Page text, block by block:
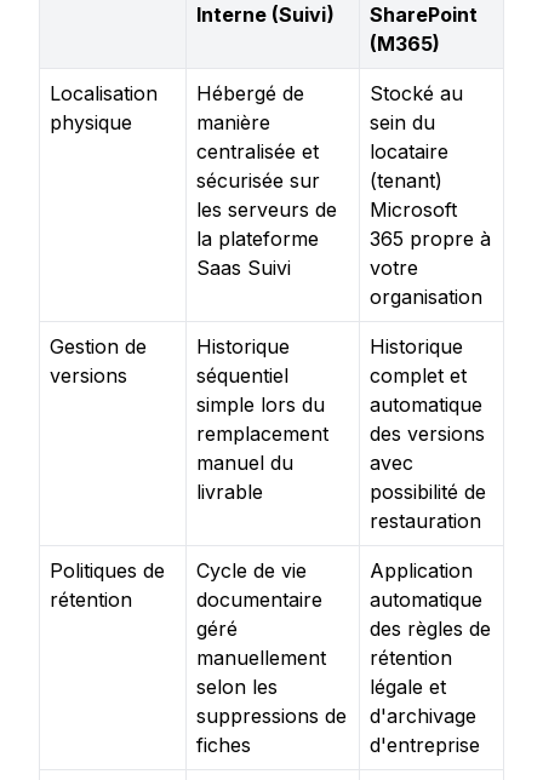
Interne (Suivi)
SharePoint
(M365)
Localisation
physique
Hébergé de
manière
centralisée et
sécurisée sur
les serveurs de
la plateforme
Saas Suivi
Stocké au
sein du
locataire
(tenant)
Microsoft
365 propre à
votre
organisation
Gestion de
versions
Historique
séquentiel
simple lors du
remplacement
manuel du
livrable
Historique
complet et
automatique
des versions
avec
possibilité de
restauration
Politiques de
rétention
Cycle de vie
documentaire
géré
manuellement
selon les
suppressions de
fiches
Application
automatique
des règles de
rétention
légale et
d'archivage
d'entreprise